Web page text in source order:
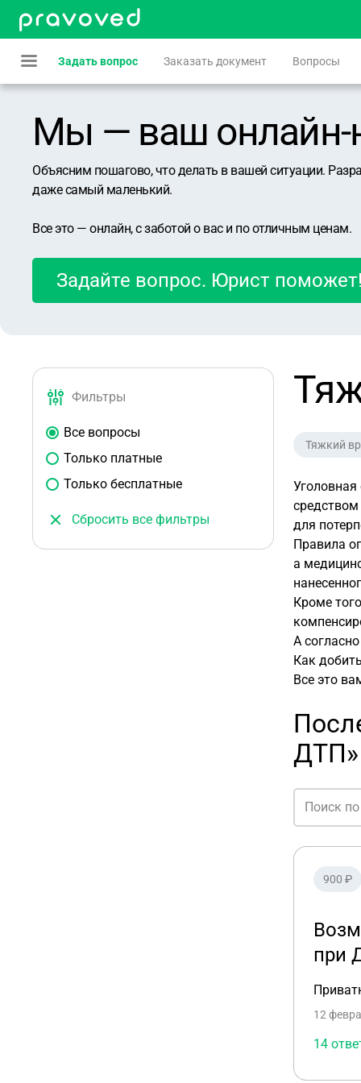
Задать вопрос Заказать документ Вопросы
Мы — ваш онлайн-
Объясним пошагово, что делать в вашей ситуации.
даже самый маленький.
Все это — онлайн, с заботой о вас и по отличным ценам.
Задайте вопрос. Юрист поможет!
Фильтры
Все вопросы
Только платные
Только бесплатные
Сбросить все фильтры
Тяжкий
Уголовная
для
Правила
а
Кроме
А
Как
Все это
ДТП»
900 ₽
при
12
14